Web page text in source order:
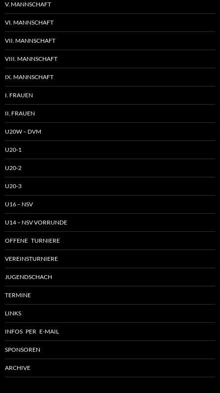
V. MANNSCHAFT
VI. MANNSCHAFT
VII. MANNSCHAFT
VIII. MANNSCHAFT
IX. MANNSCHAFT
I. FRAUEN
II. FRAUEN
U20W – DVM
U20-1
U20-2
U20-3
U16 – NSV
U14 – NSV VORRUNDE
OFFENE TURNIERE
VEREINSTURNIERE
JUGENDSCHACH
TERMINE
LINKS
INFOS PER E-MAIL
SPONSOREN
ARCHIVE